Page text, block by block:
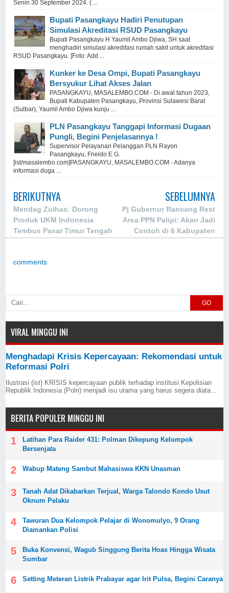
Senin 30 September 2024. ( ...
Bupati Pasangkayu Hadiri Penutupan
Simulasi Akreditasi RSUD Pasangkayu
Bupati Pasangkayu H Yaumil Ambo Djiwa, SH saat
menghadiri simulasi akreditasi rumah sakit untuk akreditasi
RSUD Pasangkayu. [Foto: Add ...
Kunker ke Desa Ompi, Bupati Pasangkayu
Bersyukur Lihat Akses Jalan
PASANGKAYU, MASALEMBO.COM - Di awal tahun 2023,
Bupati Kabupaten Pasangkayu, Provinsi Sulawesi Barat
(Sulbar), Yaumil Ambo Djiwa kunju ...
PLN Pasangkayu Tanggapi Informasi Dugaan
Pungli, Begini Penjelasannya !
Supervisor Pelayanan Pelanggan PLN Rayon
Pasangkayu, Frieldo E G.
[ist/masalembo.com]PASANGKAYU, MASALEMBO.COM - Adanya
informasi duga ...
BERIKUTNYA
Mendag Zulhas: Dorong
Produk UKM Indonesia
Tembus Pasar Timur Tengah
SEBELUMNYA
Pj Gubernur Rancang Rest
Area PPN Palipi: Akan Jadi
Contoh di 6 Kabupaten
comments
GO
VIRAL MINGGU INI
Menghadapi Krisis Kepercayaan: Rekomendasi untuk
Reformasi Polri
Ilustrasi (ist) KRISIS kepercayaan publik terhadap institusi Kepolisian
Republik Indonesia (Polri) menjadi isu utama yang harus segera diata...
BERITA POPULER MINGGU INI
Latihan Para Raider 431: Polman Dikepung Kelompok
Bersenjata
Wabup Mateng Sambut Mahasiswa KKN Unasman
Tanah Adat Dikabarkan Terjual, Warga Talondo Kondo Usut
Oknum Pelaku
Tawuran Dua Kelompok Pelajar di Wonomulyo, 9 Orang
Diamankan Polisi
Buka Konvensi, Wagub Singgung Berita Hoax Hingga Wisata
Sumbar
Setting Meteran Listrik Prabayar agar Irit Pulsa, Begini Caranya